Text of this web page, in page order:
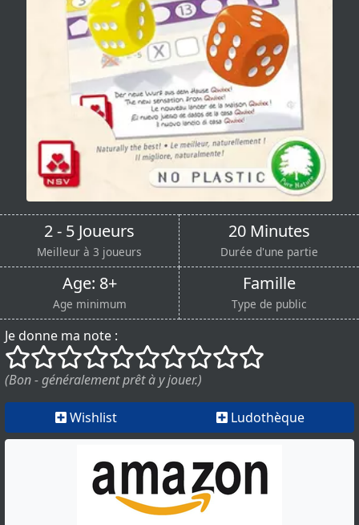
2 - 5 Joueurs
Meilleur à 3 joueurs
20 Minutes
Durée d'une partie
Age: 8+
Age minimum
Famille
Type de public
Je donne ma note :
()
() () () () () () () ()
()
(Bon - généralement prêt à y jouer.)
Wishlist Ludothèque